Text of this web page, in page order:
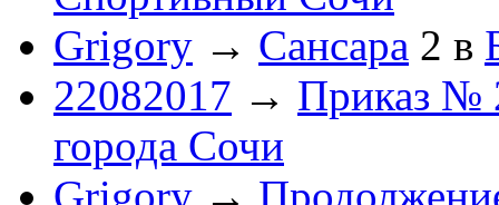
Grigory → Сансара 2 в
22082017 → Приказ №
города Сочи